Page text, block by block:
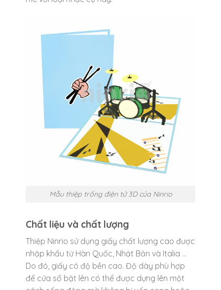
Mẫu thiệp trống điện tử 3D của Ninrio
Chất liệu và chất lượng
Thiệp Ninrio sử dụng giấy chất lượng cao được
nhập khẩu từ Hàn Quốc, Nhật Bản và Italia …
Do đó, giấy có độ bền cao. Độ dày phù hợp
để cửa sổ bật lên có thể được dựng lên một